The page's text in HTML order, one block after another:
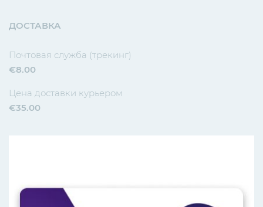
ДОСТАВКА
Почтовая служба (трекинг)
€8.00
Цена доставки курьером
€35.00